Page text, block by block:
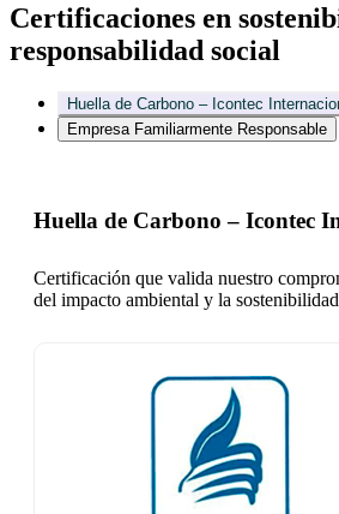
Certificaciones en
responsabilidad social
Huella de Carbono – Icontec
Empresa Familiarmente Responsable
Huella de Carbono – Icontec
Certificación que valida nuestro
del impacto ambiental y la